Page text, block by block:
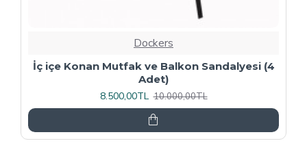
Dockers
Kapitoneli Sandalye (Deri) (4 Adet) - Yeşil
9.600,00TL 12.000,00TL